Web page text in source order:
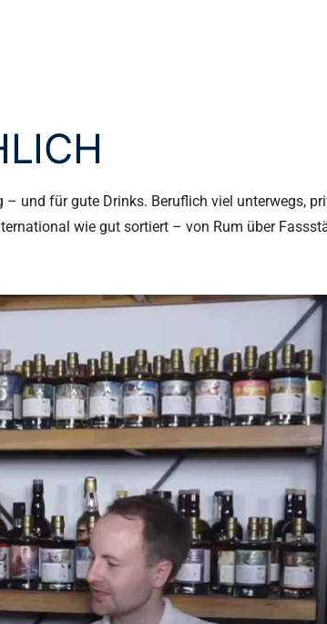
und für gute Drinks. Beruflich viel unterwegs,
wie gut sortiert – von Rum über